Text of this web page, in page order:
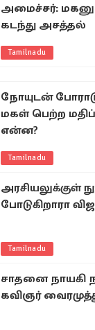
அமைச்சர்:
கடந்து அசத்தல்
Tamilnadu
நோயுடன்
மகள் பெற்ற
என்ன?
Tamilnadu
அரசியலுக்குள்
போடுகிறாரா
Tamilnadu
சாதனை நாயகி
கவிஞர்